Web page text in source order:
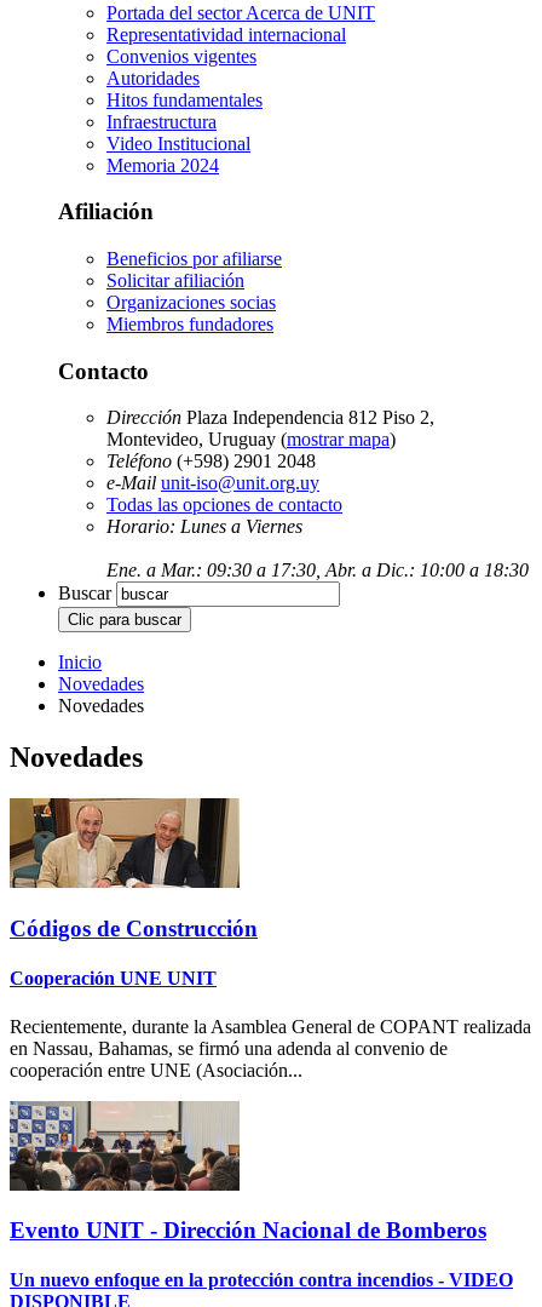
Portada del sectorAcerca de UNIT
Representatividad internacional
Convenios vigentes
Autoridades
Hitos fundamentales
Infraestructura
Video Institucional
Memoria 2024
Afiliación
Beneficios por afiliarse
Solicitar afiliación
Organizaciones socias
Miembros fundadores
Contacto
Dirección Plaza Independencia 812 Piso 2,
Montevideo, Uruguay (mostrar mapa)
Teléfono (+598) 2901 2048
e-Mail unit-iso@unit.org.uy
Todas las opciones de contacto
Horario: Lunes a Viernes
Ene. a Mar.: 09:30 a 17:30, Abr. a Dic.: 10:00 a 18:30
Buscar
Inicio
Novedades
Novedades
Novedades
Códigos de Construcción
Cooperación UNE UNIT
Recientemente, durante la Asamblea General de COPANT realizada
en Nassau, Bahamas, se firmó una adenda al convenio de
cooperación entre UNE (Asociación...
Evento UNIT - Dirección Nacional de Bomberos
Un nuevo enfoque en la protección contra incendios - VIDEO
DISPONIBLE